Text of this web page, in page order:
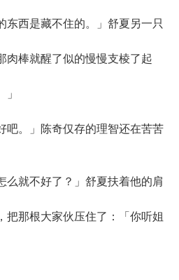
西是藏不住的。」舒夏另一只
肉棒就醒了似的慢慢支棱了起
。」陈奇仅存的理智还在苦苦
就不好了？」舒夏扶着他的肩
把那根大家伙压住了：「你听姐